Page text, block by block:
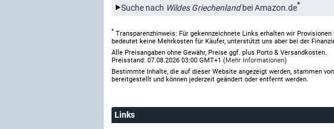
Suche nach Wildes Griechenlandbei Amazon.de*
* Transparenzhinweis: Für gekennzeichnete Links erhalten wir
bedeutet keine Mehrkosten für Käufer, unterstützt uns aber bei der
Alle Preisangaben ohne Gewähr, Preise ggf. plus Porto & Versandkosten.
Preisstand: 07.08.2026 03:00 GMT+1 (Mehr Informationen)
Bestimmte Inhalte, die auf dieser Website angezeigt werden, stammen
bereitgestellt und können jederzeit geändert oder entfernt werden.
Links